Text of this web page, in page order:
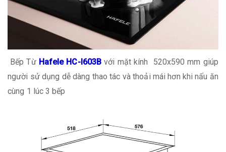
Bếp Từ Hafele HC-I603B với mặt kính 520x590 mm giúp
người sử dụng dễ dàng thao tác và thoải mái hơn khi nấu ăn
cùng 1 lúc 3 bếp